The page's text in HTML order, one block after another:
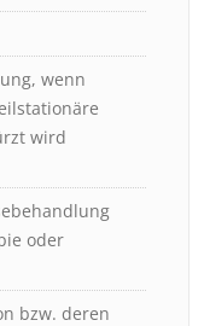
wenn
wird
oder
bzw. deren